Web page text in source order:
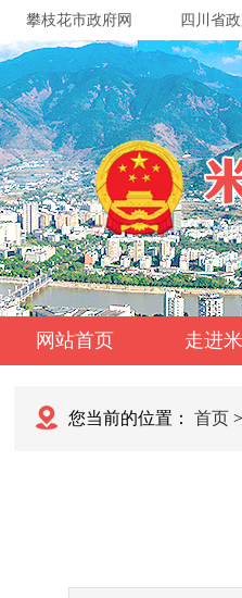
攀枝花市政府网 四川省
网站首页 走进
您当前的位置： 首页 >